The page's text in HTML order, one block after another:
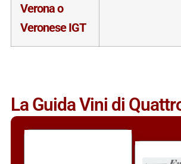
Verona o
Veronese IGT
La Guida Vini di